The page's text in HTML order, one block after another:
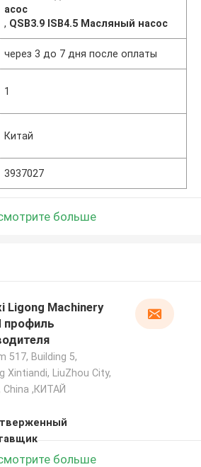
асос
, QSB3.9 ISB4.5 Масляный насос
через 3 до 7 дня после оплаты
1
Китай
3937027
больше
Ligong Machinery
профиль
517, Building 5,
Xintiandi, LiuZhou City,
China ,КИТАЙ
больше